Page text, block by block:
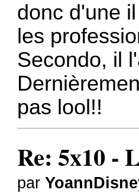
donc d'une
les
Secondo, il
pas lool!!
Re: 5x10 -
par